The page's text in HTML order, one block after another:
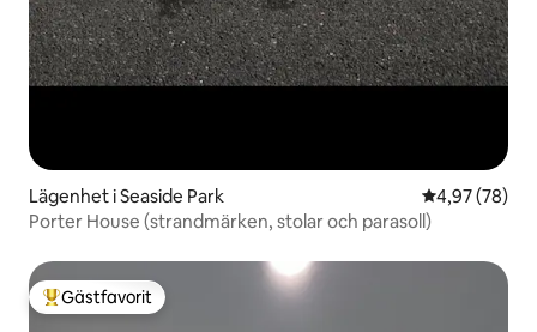
Lägenhet i Seaside Park 4,97 av 5 i
4,97 (78)
Porter House (strandmärken, stolar och parasoll)
Populär gästfavorit
Gästfavorit